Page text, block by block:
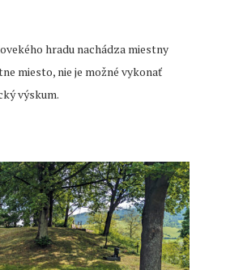
hradu nachádza miestny
miesto, nie je možné vykonať
výskum.